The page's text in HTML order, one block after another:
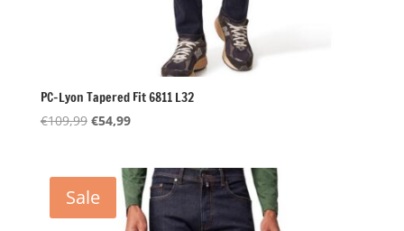
PC-Lyon Tapered Fit 6811 L32
€109,99 Oorspronkelijke
€109,99.
€54,99Huidige
€54,99.
Sale